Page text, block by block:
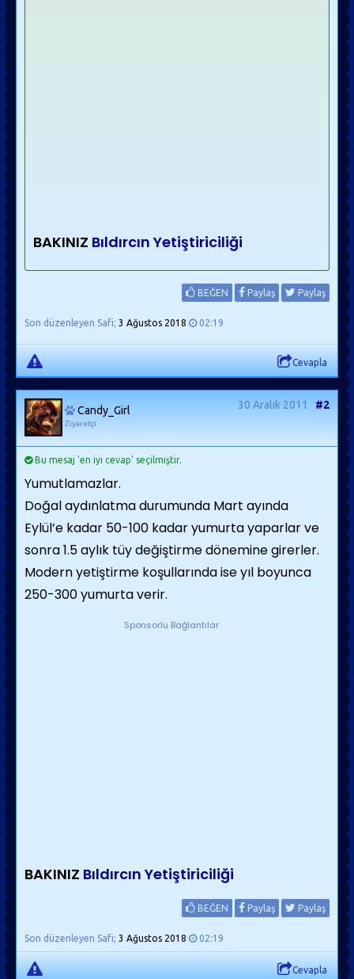
BAKINIZ Bıldırcın Yetiştiriciliği
BEĞEN Paylaş Paylaş
Son düzenleyen Safi; 3 Ağustos 2018 02:19
Cevapla
Candy_Girl
Ziyaretçi
30 Aralık 2011 #2
Bu mesaj 'en iyi cevap' seçilmiştir.
Yumutlamazlar.
Doğal aydınlatma durumunda Mart ayında
Eylül’e kadar 50-100 kadar yumurta yaparlar ve
sonra 1.5 aylık tüy değiştirme dönemine girerler.
Modern yetiştirme koşullarında ise yıl boyunca
250-300 yumurta verir.
Sponsorlu Bağlantılar
BAKINIZ Bıldırcın Yetiştiriciliği
BEĞEN Paylaş Paylaş
Son düzenleyen Safi; 3 Ağustos 2018 02:19
Cevapla